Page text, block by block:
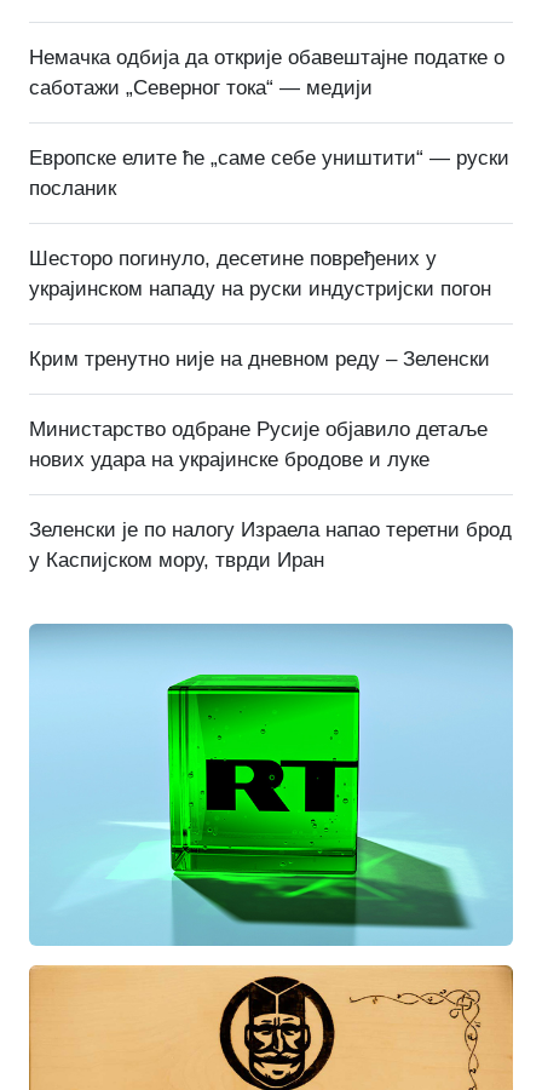
Немачка одбија да открије обавештајне податке о
саботажи „Северног тока“ — медији
Европске елите ће „саме себе уништити“ — руски
посланик
Шесторо погинуло, десетине повређених у
украјинском нападу на руски индустријски погон
Крим тренутно није на дневном реду – Зеленски
Министарство одбране Русије објавило детаље
нових удара на украјинске бродове и луке
Зеленски је по налогу Израела напао теретни брод
у Каспијском мору, тврди Иран